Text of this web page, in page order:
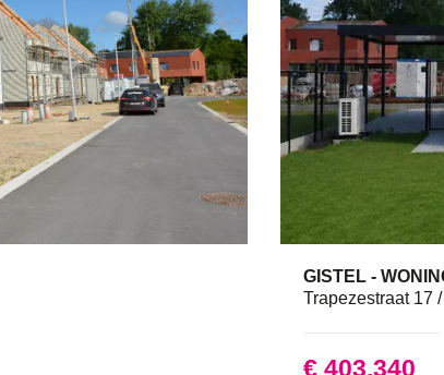
GISTEL -
Trapezestraat 17
€ 403.340